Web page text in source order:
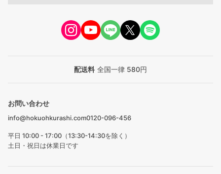
配送料 全国一律 580円
お問い合わせ
info@hokuohkurashi.com0120-096-456
平日 10:00 - 17:00（13:30-14:30を除く）
土日・祝日は休業日です